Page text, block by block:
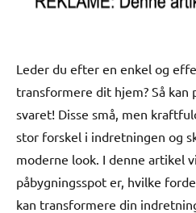
Leder du efter en enkel og
transformere dit hjem? Så
svaret! Disse små, men
stor forskel i indretningen og
moderne look. I denne artikel
påbygningsspot er, hvilke
kan transformere din